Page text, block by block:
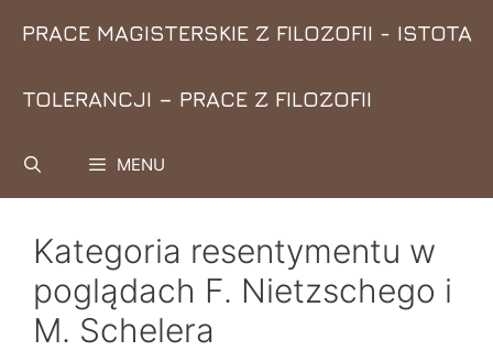
PRACE MAGISTERSKIE Z FILOZOFII - ISTOTA
TOLERANCJI – PRACE Z FILOZOFII
MENU
Kategoria resentymentu w
poglądach F. Nietzschego i
M. Schelera